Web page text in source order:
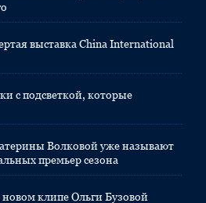
выставка China International
с подсветкой, которые
Волковой уже называют
премьер сезона
клипе Ольги Бузовой